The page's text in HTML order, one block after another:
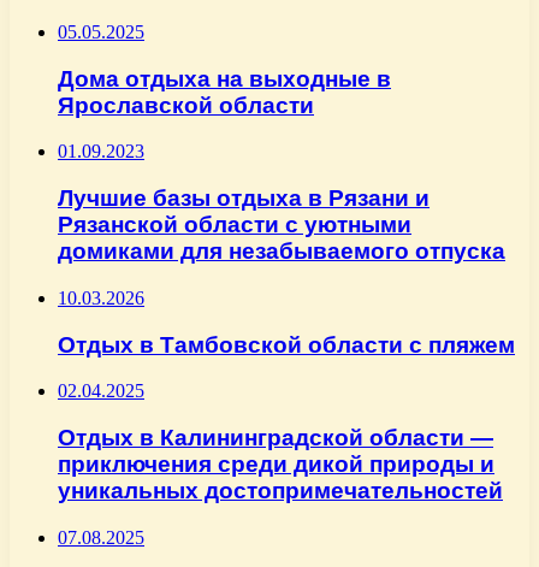
05.05.2025
Дома отдыха на выходные в
Ярославской области
01.09.2023
Лучшие базы отдыха в Рязани и
Рязанской области с уютными
домиками для незабываемого отпуска
10.03.2026
Отдых в Тамбовской области с пляжем
02.04.2025
Отдых в Калининградской области —
приключения среди дикой природы и
уникальных достопримечательностей
07.08.2025